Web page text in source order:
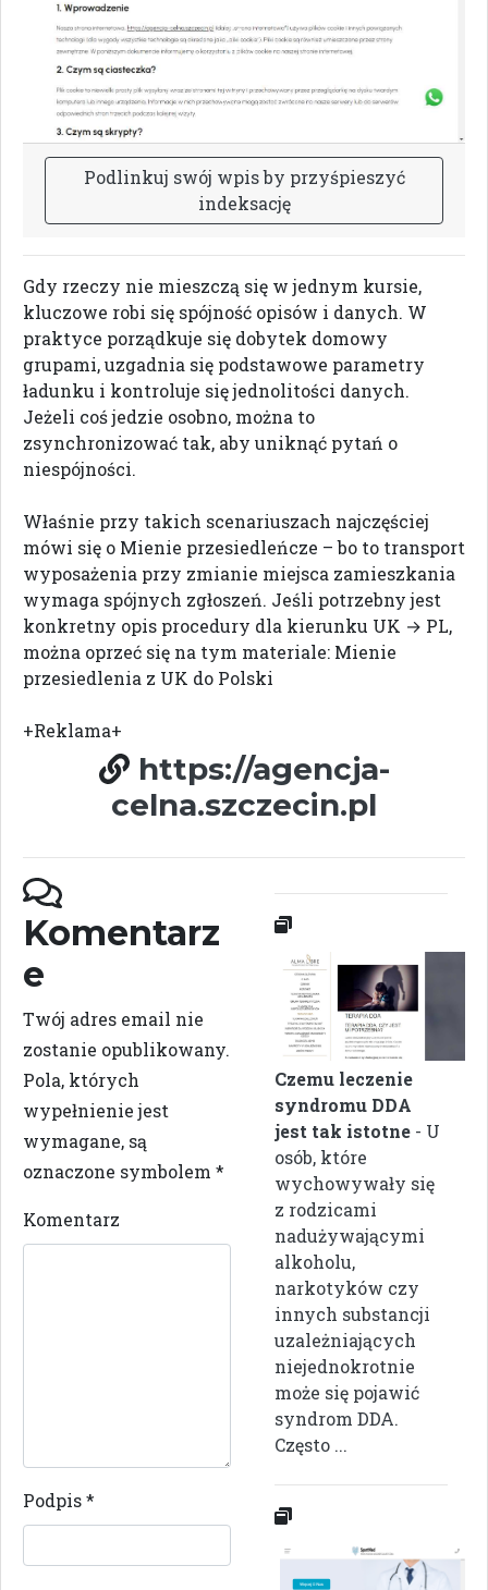
Podlinkuj swój wpisby przyśpieszyć
indeksację
Gdy rzeczy nie mieszczą się w jednym kursie,
kluczowe robi się spójność opisów i danych. W
praktyce porządkuje się dobytek domowy
grupami, uzgadnia się podstawowe parametry
ładunku i kontroluje się jednolitości danych.
Jeżeli coś jedzie osobno, można to
zsynchronizować tak, aby uniknąć pytań o
niespójności.
Właśnie przy takich scenariuszach najczęściej
mówi się o Mienie przesiedleńcze – bo to transport
wyposażenia przy zmianie miejsca zamieszkania
wymaga spójnych zgłoszeń. Jeśli potrzebny jest
konkretny opis procedury dla kierunku UK → PL,
można oprzeć się na tym materiale: Mienie
przesiedlenia z UK do Polski
+Reklama+
https://agencja-
celna.szczecin.pl
Komentarz
e
Twój adres email nie
zostanie opublikowany.
Pola, których
wypełnienie jest
wymagane, są
oznaczone symbolem *
Komentarz
Podpis*
Czemu leczenie
syndromu DDA
jest tak istotne - U
osób, które
wychowywały się
z rodzicami
nadużywającymi
alkoholu,
narkotyków czy
innych substancji
uzależniających
niejednokrotnie
może się pojawić
syndrom DDA.
Często ...